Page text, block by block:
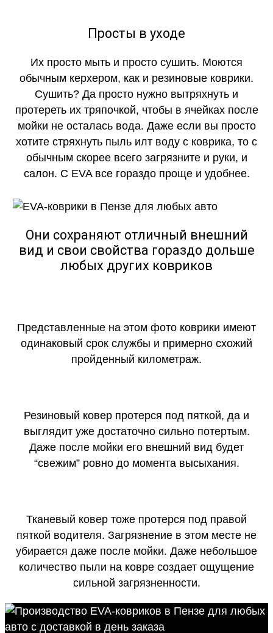
Просты в уходе
Их просто мыть и просто сушить. Моются
обычным керхером, как и резиновые коврики.
Сушить? Да просто нужно вытряхнуть и
протереть их тряпочкой, чтобы в ячейках после
мойки не осталась вода. Даже если вы просто
хотите стряхнуть пыль илт воду с коврика, то с
обычным скорее всего загрязните и руки, и
салон. С EVA все гораздо проще и удобнее.
Они сохраняют отличный внешний
вид и свои свойства гораздо дольше
любых других ковриков
Представленные на этом фото коврики имеют
одинаковый срок службы и примерно схожий
пройденный километраж.
Резиновый ковер протерся под пяткой, да и
выглядит уже достаточно сильно потертым.
Даже после мойки его внешний вид будет
“свежим” ровно до момента высыхания.
Тканевый ковер тоже протерся под правой
пяткой водителя. Загрязнение в этом месте не
убирается даже после мойки. Даже небольшое
количество пыли на ковре создает ощущение
сильной загрязненности.